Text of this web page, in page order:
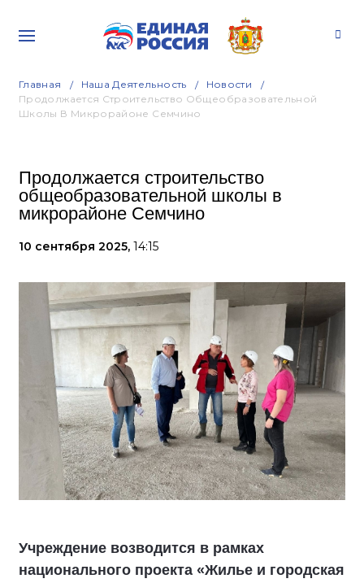
Главная Наша Деятельность
Новости
Продолжается Строительство Общеобразовательной
Школы В Микрорайоне Семчино
Продолжается строительство
общеобразовательной школы в
микрорайоне Семчино
10 сентября 2025, 14:15
Учреждение возводится в рамках
национального проекта «Жилье и городская